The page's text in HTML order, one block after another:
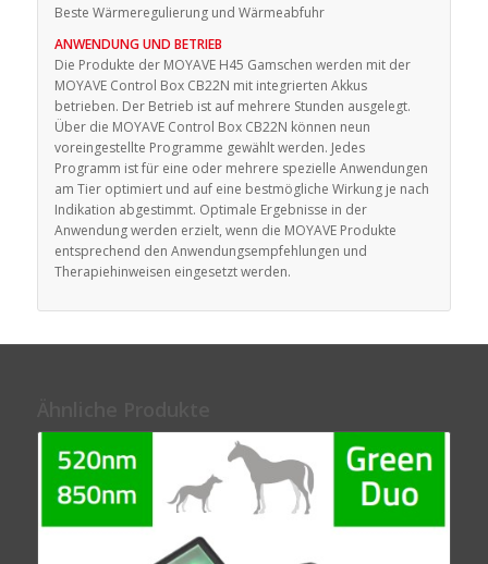
Beste Wärmeregulierung und Wärmeabfuhr
ANWENDUNG UND BETRIEB
Die Produkte der MOYAVE H45 Gamschen werden mit der
MOYAVE Control Box CB22N mit integrierten Akkus
betrieben. Der Betrieb ist auf mehrere Stunden ausgelegt.
Über die MOYAVE Control Box CB22N können neun
voreingestellte Programme gewählt werden. Jedes
Programm ist für eine oder mehrere spezielle Anwendungen
am Tier optimiert und auf eine bestmögliche Wirkung je nach
Indikation abgestimmt. Optimale Ergebnisse in der
Anwendung werden erzielt, wenn die MOYAVE Produkte
entsprechend den Anwendungsempfehlungen und
Therapiehinweisen eingesetzt werden.